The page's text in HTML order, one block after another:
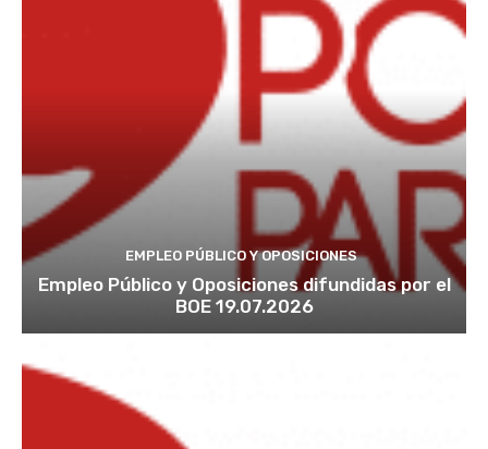
EMPLEO PÚBLICO Y OPOSICIONES
Empleo Público y Oposiciones difundidas por el
BOE 19.07.2026